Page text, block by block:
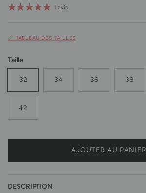
1 avis
📏 TABLEAU DES TAILLES
Taille
32 34 36 38
42
AJOUTER AU PANIER
DESCRIPTION